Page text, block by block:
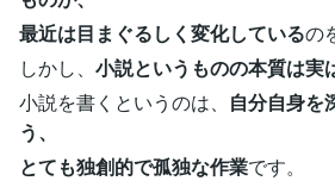
最近は目まぐるしく変化しているの
しかし、 小説というものの本質は実
小説を書くというのは、 自分自身を
う、
とても独創的で孤独な作業です。